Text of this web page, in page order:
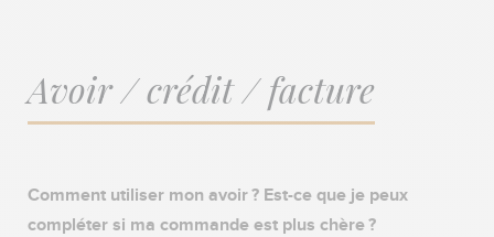
Avoir / crédit / facture
Comment utiliser mon avoir ? Est-ce que je peux
compléter si ma commande est plus chère ?